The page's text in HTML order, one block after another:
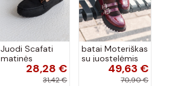
Juodi Scafati
matinės
apdailos bateliai
28,28 €
31,42 €
batai Moteriškas
su juostelėmis
su lako efektu
bordo spalvos
49,63 €
70,90 €